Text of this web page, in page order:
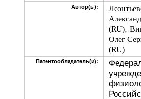
Автор(ы):
(RU),
Олег
(RU)
Патентообладатель(и):